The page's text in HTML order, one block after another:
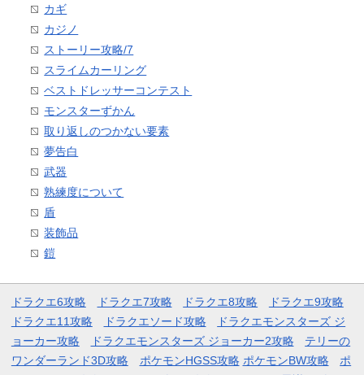
カギ
カジノ
ストーリー攻略/7
スライムカーリング
ベストドレッサーコンテスト
モンスターずかん
取り返しのつかない要素
夢告白
武器
熟練度について
盾
装飾品
鎧
ドラクエ6攻略 ドラクエ7攻略 ドラクエ8攻略
ドラクエ9攻略
ドラクエ11攻略
ドラクエソード攻略
ドラクエモンスターズ ジ
ョーカー攻略
ドラクエモンスターズ ジョーカー2攻略
テリーの
ワンダーランド3D攻略
ポケモンHGSS攻略 ポケモンBW攻略
ポ